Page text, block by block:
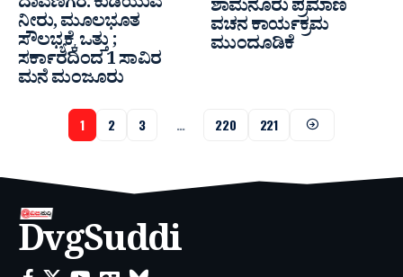
ನೀರು, ಮೂಲಭೂತ
ಸೌಲಭ್ಯಕ್ಕೆ ಒತ್ತು ;
ಸರ್ಕಾರದಿಂದ 1 ಸಾವಿರ
ಮನೆ ಮಂಜೂರು
ಶಾಮನೂರು ಪ್ರಮಾಣ
ವಚನ ಕಾರ್ಯಕ್ರಮ
ಮುಂದೂಡಿಕೆ
1 2 3 … 220 221
DvgSuddi